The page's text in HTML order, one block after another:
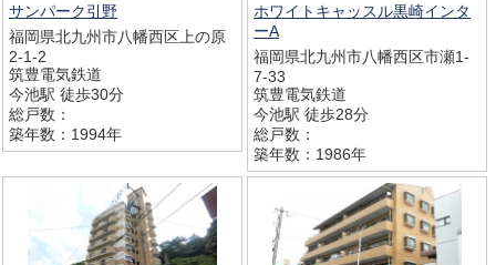
サンパーク引野
福岡県北九州市八幡西区上の原
2-1-2
筑豊電気鉄道
今池駅 徒歩30分
総戸数：
築年数：1994年
ホワイトキャッスル黒崎インタ
ーA
福岡県北九州市八幡西区市瀬1-
7-33
筑豊電気鉄道
今池駅 徒歩28分
総戸数：
築年数：1986年